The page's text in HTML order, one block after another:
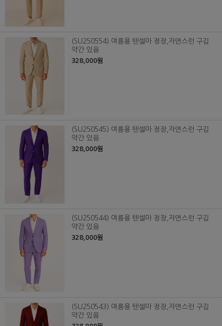
(SU250554) 여름용 텐셀마 정장,자연스런 구김
약간 있음
328,000원
(SU250545) 여름용 텐셀마 정장,자연스런 구김
약간 있음
328,000원
(SU250544) 여름용 텐셀마 정장,자연스런 구김
약간 있음
328,000원
(SU250543) 여름용 텐셀마 정장,자연스런 구김
약간 있음